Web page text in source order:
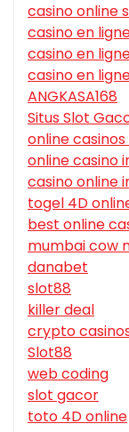
casino online
casino en
casino en
casino en
ANGKASA168
Situs Slot
online
online casino
casino online
togel 4D
best online
mumbai cow
danabet
slot88
killer deal
crypto
Slot88
web coding
slot gacor
toto 4D online